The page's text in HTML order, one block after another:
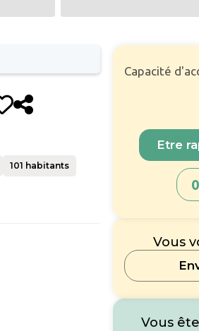
101 habitants
Capacité
Etre
Vous
Vous